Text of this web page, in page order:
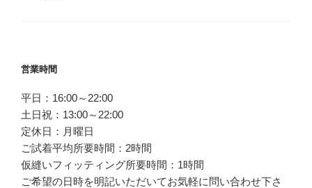
投
ナ
ビ
ゲ
ー
シ
営業時間
平日：16:00～22:00
土日祝：13:00～22:00
定休日：月曜日
ご試着平均所要時間：2時間
仮縫いフィッティング所要時間：1時間
ご希望の日時を明記いただいてお気軽に問い合わせ下さ